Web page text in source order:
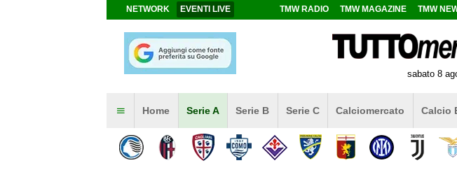
NETWORK EVENTI LIVE TMW RADIO TMW MAGAZINE TMW
sabato 8
Home Serie A Serie B Serie C Calciomercato Calcio